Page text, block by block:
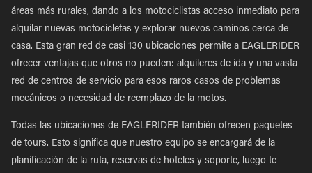
áreas más rurales, dando a los motociclistas acceso inmediato para
alquilar nuevas motocicletas y explorar nuevos caminos cerca de
casa. Esta gran red de casi 130 ubicaciones permite a EAGLERIDER
ofrecer ventajas que otros no pueden: alquileres de ida y una vasta
red de centros de servicio para esos raros casos de problemas
mecánicos o necesidad de reemplazo de la motos.
Todas las ubicaciones de EAGLERIDER también ofrecen paquetes
de tours. Esto significa que nuestro equipo se encargará de la
planificación de la ruta, reservas de hoteles y soporte, luego te